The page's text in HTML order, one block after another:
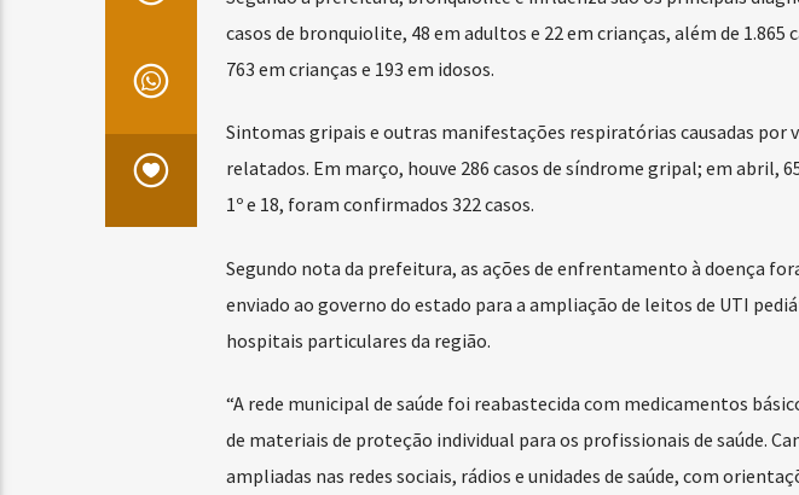
casos de bronquiolite, 48 em adultos e 22 em crianças, além de 1.865
763 em crianças e 193 em idosos.
Sintomas gripais e outras manifestações respiratórias causadas
relatados. Em março, houve 286 casos de síndrome gripal; em abril,
1º e 18, foram confirmados 322 casos.
Segundo nota da prefeitura, as ações de enfrentamento à doença
enviado ao governo do estado para a ampliação de leitos de UTI
hospitais particulares da região.
“A rede municipal de saúde foi reabastecida com medicamentos
de materiais de proteção individual para os profissionais de saúde.
ampliadas nas redes sociais, rádios e unidades de saúde, com